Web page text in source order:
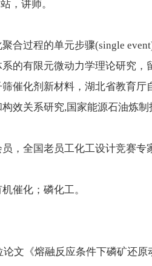
，讲师。
合过程的单元步骤(single
的有限元微动力学理论研究，
催化剂新材料，湖北省教育厅
效关系研究,国家能源石油炼制
，全国老员工化工设计竞赛专
催化；磷化工。
文《熔融反应条件下磷矿还原